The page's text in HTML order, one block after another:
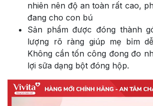
nhiên nên độ an toàn rất cao,
đang cho con bú
Sản phẩm được đóng thành
lượng rõ ràng giúp mẹ bỉm
Không cần tốn công đong đo
lợi sữa dạng bột đóng hộp.